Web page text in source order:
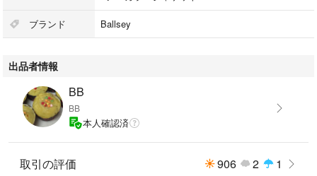
自宅保管ですので細かいことを気にされる神経質な方、完ぺきを求められ
る方はご遠慮ください。
その分、格安出品しますのでよろしくお願いします。
★ほかにもいろいろ出品しておりますのでご覧ください☆
#カーディガン
#ユナイテッドアローズ
#TOMORROWLAND
ブランド Ballsey
出品者情報
BB
BB
本人確認済
取引の評価 906 2 1